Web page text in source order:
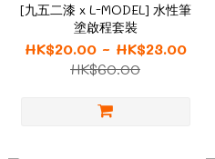
[九五二漆 x L-MODEL] 水性筆
塗啟程套裝
HK$20.00 ~ HK$23.00
HK$60.00